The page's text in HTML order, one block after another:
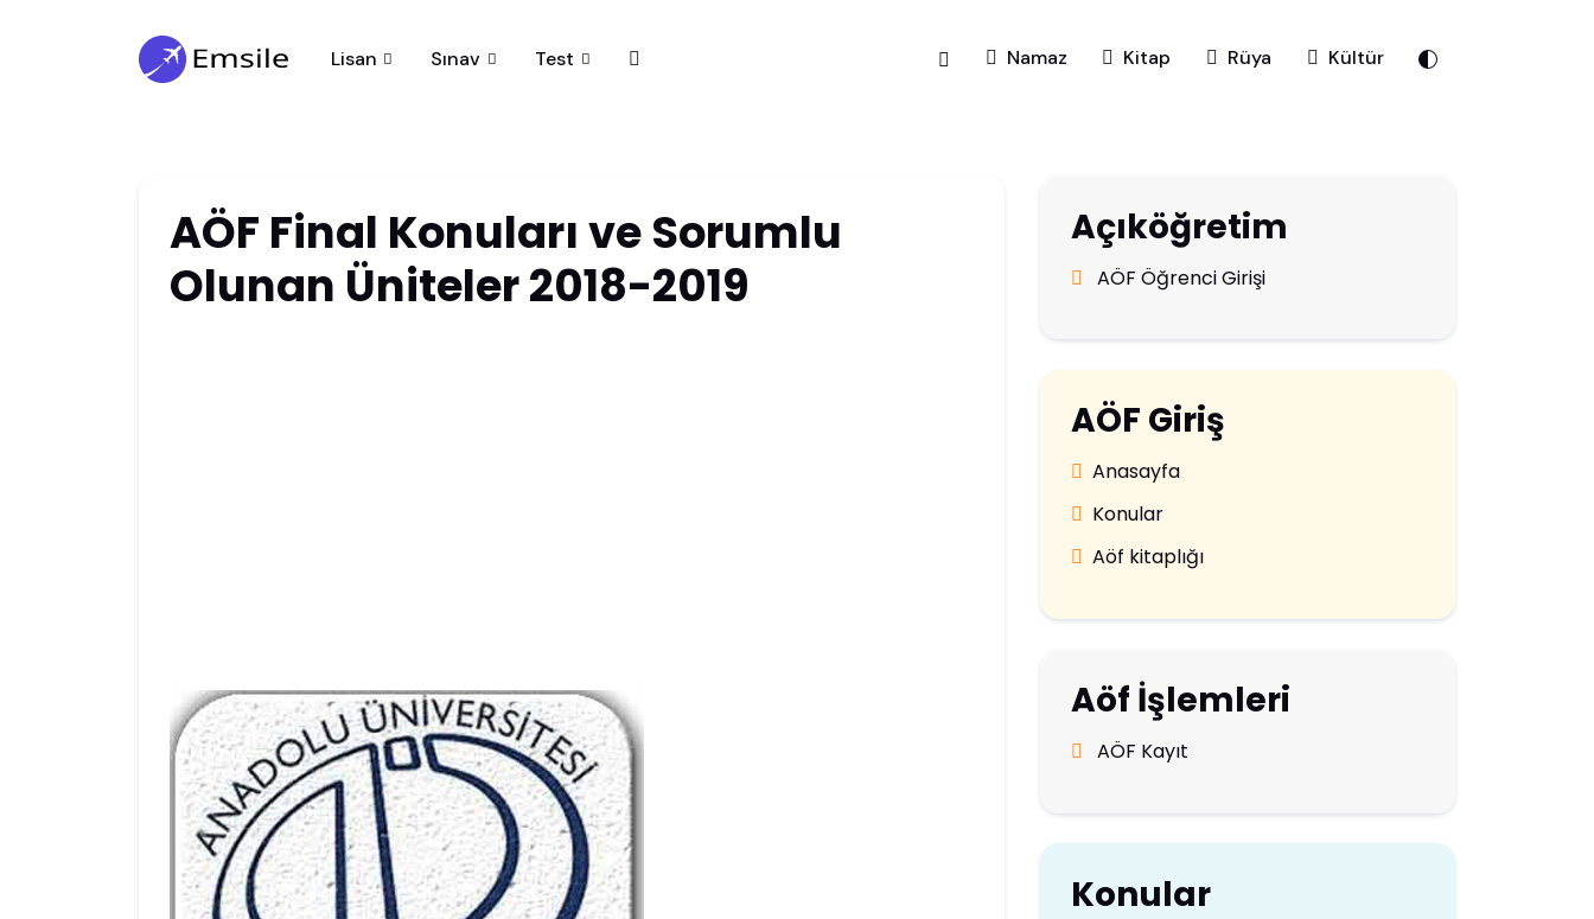
Lisan Sınav Test Namaz Kitap Rüya Kültür
AÖF Final Konuları ve Sorumlu
Olunan Üniteler 2018-2019
Açıköğretim
AÖF Öğrenci Girişi
AÖF Giriş
Anasayfa
Konular
Aöf kitaplığı
Aöf İşlemleri
AÖF Kayıt
Konular